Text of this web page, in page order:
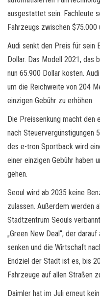
ausgestattet sein. Fachleute
Fahrzeugs zwischen $75.000
Audi senkt den Preis für sein
Dollar. Das Modell 2021, das
nun 65.900 Dollar kosten.
um die Reichweite von 204
einzigen Gebühr zu erhöhen.
Die Preissenkung macht
nach Steuervergünstigungen
des e-tron Sportback wird
einer einzigen Gebühr haben
gehen.
Seoul wird ab 2035 keine
zulassen. Außerdem werden
Stadtzentrum Seouls
„Green New Deal“, der
senken und die Wirtschaft
Endziel der Stadt ist es, bis
Fahrzeuge auf allen Straßen
Daimler hat im Juli erneut